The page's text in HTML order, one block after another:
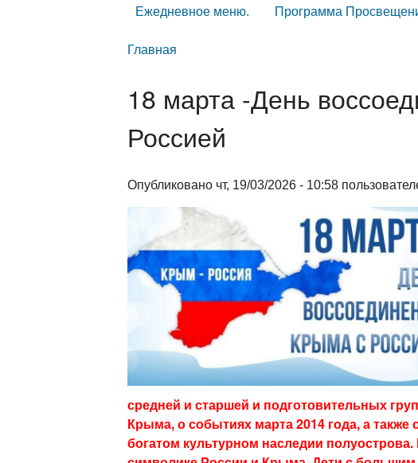
Ежедневное меню.
Программа
Главная
18 марта -День
Россией
Опубликовано чт, 19/03/2026 - 10:58
средней и старшей и подготовительных
Крыма, о событиях марта 2014 года, а
богатом культурном наследии